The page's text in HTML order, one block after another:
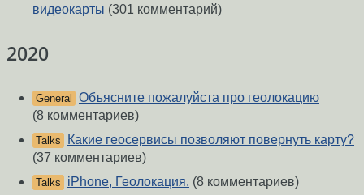
видеокарты (301 комментарий)
2020
General Объясните пожалуйста про геолокацию
(8 комментариев)
Talks
Какие геосервисы позволяют повернуть карту?
(37 комментариев)
Talks iPhone, Геолокация. (8 комментариев)